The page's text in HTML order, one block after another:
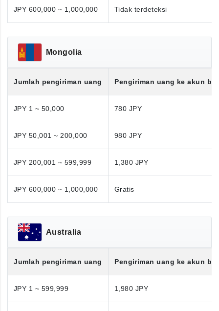
JPY 600,000 ~ 1,000,000 Tidak terdeteksi
Mongolia
Jumlah pengiriman uang Pengiriman uang ke akun
JPY 1 ~ 50,000 780 JPY
JPY 50,001 ~ 200,000 980 JPY
JPY 200,001 ~ 599,999 1,380 JPY
JPY 600,000 ~ 1,000,000 Gratis
Australia
Jumlah pengiriman uang Pengiriman uang ke akun
JPY 1 ~ 599,999 1,980 JPY